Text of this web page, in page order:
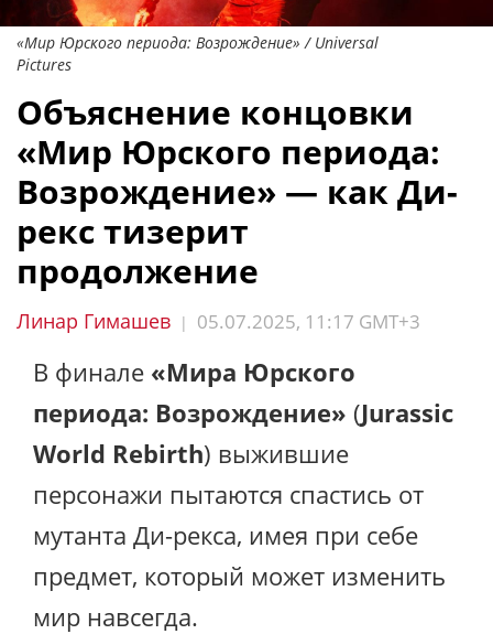
«Мир Юрского периода: Возрождение» / Universal
Pictures
Объяснение концовки
«Мир Юрского периода:
Возрождение» — как Ди-
рекс тизерит
продолжение
Линар Гимашев | 05.07.2025, 11:17 GMT+3
В финале «Мира Юрского
периода: Возрождение» (Jurassic
World Rebirth) выжившие
персонажи пытаются спастись от
мутанта Ди-рекса, имея при себе
предмет, который может изменить
мир навсегда.